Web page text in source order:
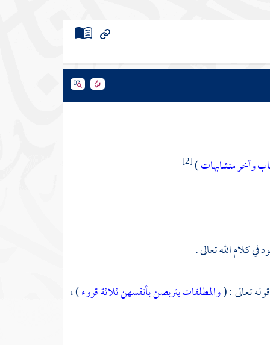
وأخر متشابهات)
[2]
كلام الله تعالى .
تعالى : (والمطلقات يتربصن بأنفسهن ثلاثة قروء) ،